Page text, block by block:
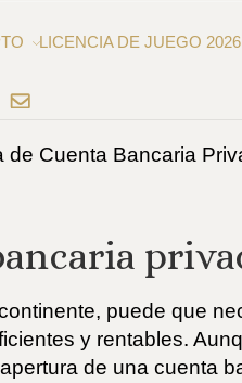
LICENCIA DE JUEGO 2026
de Cuenta Bancaria
puede que
y rentables.
de una cuenta